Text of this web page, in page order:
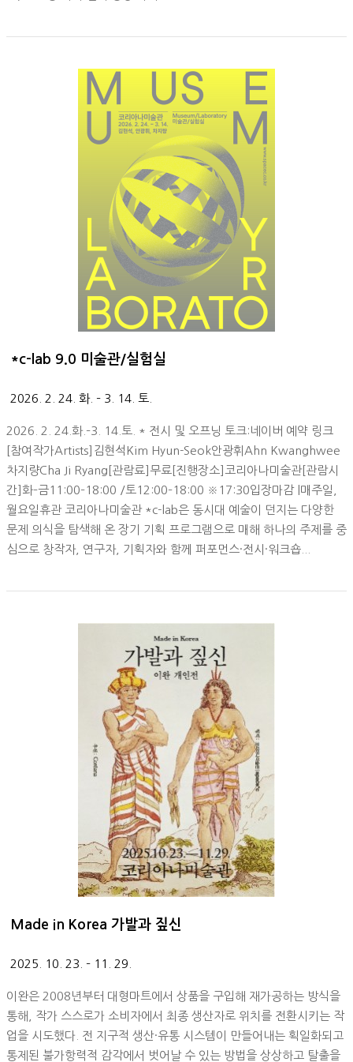
*c-lab 9.0 미술관/실험실
2026. 2. 24. 화. – 3. 14. 토.
2026. 2. 24.화.–3. 14.토. * 전시 및 오프닝 토크:네이버 예약 링크
[참여작가Artists]김현석Kim Hyun-Seok안광휘Ahn Kwanghwee
차지량Cha Ji Ryang[관람료]무료[진행장소]코리아나미술관[관람시
간]화–금11:00–18:00 /토12:00–18:00 ※17:30입장마감 |매주일,
월요일휴관 코리아나미술관 *c-lab은 동시대 예술이 던지는 다양한
문제 의식을 탐색해 온 장기 기획 프로그램으로 매해 하나의 주제를 중
심으로 창작자, 연구자, 기획자와 함께 퍼포먼스·전시·워크숍...
Made in Korea 가발과 짚신
2025. 10. 23. – 11. 29.
이완은 2008년부터 대형마트에서 상품을 구입해 재가공하는 방식을
통해, 작가 스스로가 소비자에서 최종 생산자로 위치를 전환시키는 작
업을 시도했다. 전 지구적 생산·유통 시스템이 만들어내는 획일화되고
통제된 불가항력적 감각에서 벗어날 수 있는 방법을 상상하고 탈출을